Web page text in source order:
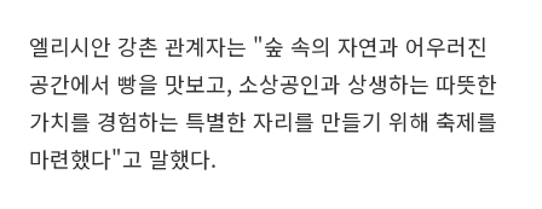
엘리시안 강촌 관계자는 "숲 속의 자연과 어우러진
공간에서 빵을 맛보고, 소상공인과 상생하는 따뜻한
가치를 경험하는 특별한 자리를 만들기 위해 축제를
마련했다"고 말했다.